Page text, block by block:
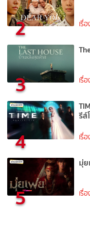
2 เรื่
3 เรื่
4
รี
เรื่
5
มุ่
เรื่